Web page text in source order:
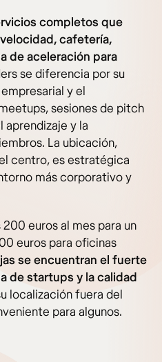
completos que
cafetería,
de aceleración para
se diferencia por su
y el
sesiones de pitch
y la
La ubicación,
centro, es estratégica
más corporativo y
euros al mes para un
euros para oficinas
se encuentran el fuerte
de startups y la calidad
localización fuera del
para algunos.